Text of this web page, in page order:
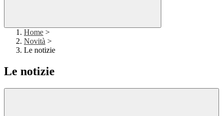
Home >
Novità >
Le notizie
Le notizie